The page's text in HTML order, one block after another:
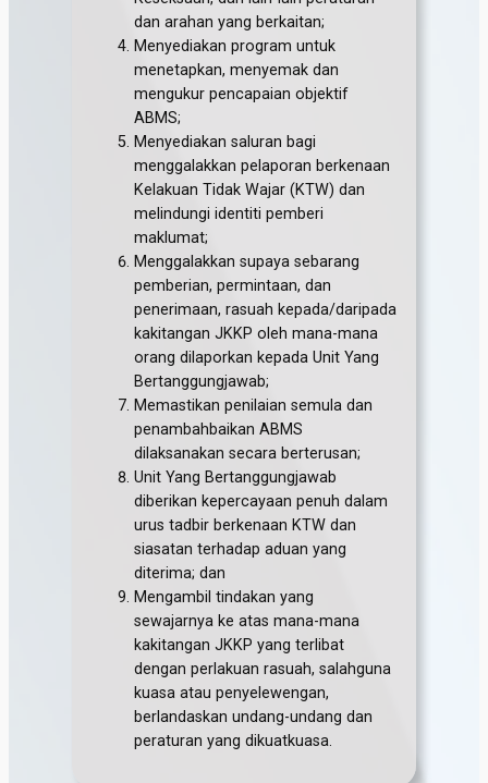
dan arahan yang berkaitan;
Menyediakan program untuk
menetapkan, menyemak dan
mengukur pencapaian objektif
ABMS;
Menyediakan saluran bagi
menggalakkan pelaporan berkenaan
Kelakuan Tidak Wajar (KTW) dan
melindungi identiti pemberi
maklumat;
Menggalakkan supaya sebarang
pemberian, permintaan, dan
penerimaan, rasuah kepada/daripada
kakitangan JKKP oleh mana-mana
orang dilaporkan kepada Unit Yang
Bertanggungjawab;
Memastikan penilaian semula dan
penambahbaikan ABMS
dilaksanakan secara berterusan;
Unit Yang Bertanggungjawab
diberikan kepercayaan penuh dalam
urus tadbir berkenaan KTW dan
siasatan terhadap aduan yang
diterima; dan
Mengambil tindakan yang
sewajarnya ke atas mana-mana
kakitangan JKKP yang terlibat
dengan perlakuan rasuah, salahguna
kuasa atau penyelewengan,
berlandaskan undang-undang dan
peraturan yang dikuatkuasa.